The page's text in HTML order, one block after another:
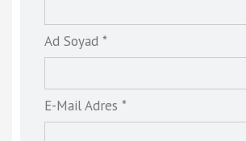
Ad Soyad *
E-Mail Adres *